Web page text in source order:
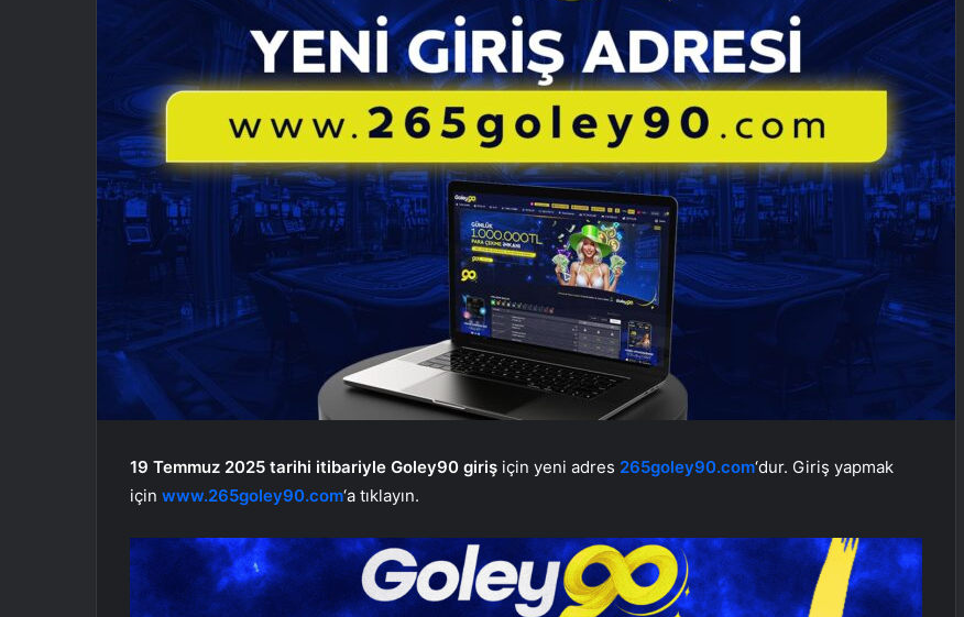
19 Temmuz 2025 tarihi itibariyle Goley90 giriş için yeni adres 265goley90.com‘dur. Giriş yapmak
için www.265goley90.com‘a tıklayın.